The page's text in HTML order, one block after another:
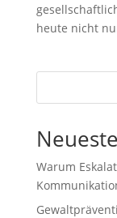
heute nicht
Warum